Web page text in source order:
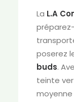
La L.A
poserez
buds.
teinte